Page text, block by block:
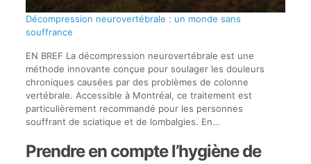
Décompression neurovertébrale : un monde sans
souffrance
EN BREF La décompression neurovertébrale est une
méthode innovante conçue pour soulager les douleurs
chroniques causées par des problèmes de colonne
vertébrale. Accessible à Montréal, ce traitement est
particulièrement recommandé pour les personnes
souffrant de sciatique et de lombalgies. En…
Prendre en compte l’hygiène de